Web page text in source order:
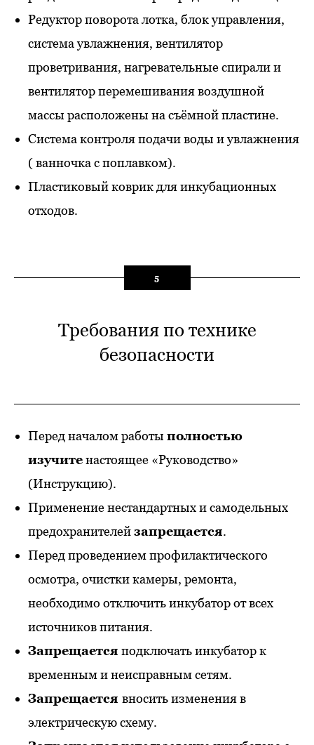
Редуктор поворота лотка, блок управления,
система увлажнения, вентилятор
проветривания, нагревательные спирали и
вентилятор перемешивания воздушной
массы расположены на съёмной пластине.
Система контроля подачи воды и увлажнения
( ванночка с поплавком).
Пластиковый коврик для инкубационных
отходов.
5
Требования по технике
безопасности
Перед началом работы полностью
изучитенастоящее «Руководство»
(Инструкцию).
Применение нестандартных и самодельных
предохранителейзапрещается.
Перед проведением профилактического
осмотра, очистки камеры, ремонта,
необходимо отключить инкубатор от всех
источников питания.
Запрещается подключать инкубатор к
временным и неисправным сетям.
Запрещается вносить изменения в
электрическую схему.